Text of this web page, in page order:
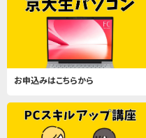
お申込みはこちらから